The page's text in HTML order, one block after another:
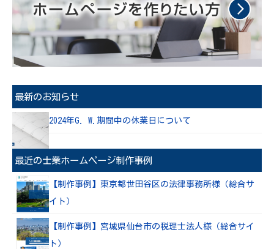
最新のお知らせ
2024年G. W.期間中の休業日について
最近の士業ホームページ制作事例
【制作事例】東京都世田谷区の法律事務所様（総合サ
イト）
【制作事例】宮城県仙台市の税理士法人様（総合サイ
ト）